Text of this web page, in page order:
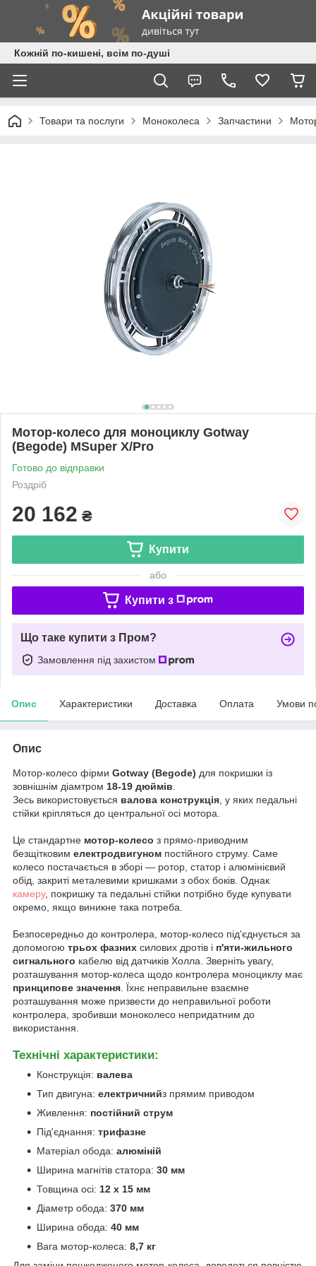
Кожній по-кишені, всім по-душі
Товари та послуги Моноколеса Запчастини
Мотор-колесо для моноциклу Gotway
(Begode) MSuper X/Pro
Готово до відправки
Роздріб
20 162 ₴
Купити
або
Купити з
Що таке купити з Пром?
Замовлення під захистом
Опис Характеристики Доставка Оплата Умови
Опис
Мотор-колесо фірми Gotway (Begode) для покришки із
зовнішнім діамтром 18-19 дюймів
Зесь використовується валова конструкція , у яких педальні
стійки кріпляться до центральної осі мотора.
Це стандартне мотор-колесо з прямо-приводним
безщітковим електродвигуном постійного струму. Саме
колесо постачається в зборі — ротор, статор і алюмінієвий
обід, закриті металевими кришками з обох боків. Однак
камеру, покришку та педальні стійки потрібно буде купувати
окремо, якщо виникне така потреба.
Безпосередньо до контролера, мотор-колесо під'єднується за
допомогою трьох фазних силових дротів і п'яти-жильного
сигнального кабелю від датчиків Холла. Зверніть увагу,
розташування мотор-колеса щодо контролера моноциклу має
принципове значення . Їхнє неправильне взаємне
розташування може призвести до неправильної роботи
контролера, зробивши моноколесо непридатним до
використання.
Технічні характеристики:
Конструкція: валева
Тип двигуна: електричнийз прямим приводом
Живлення: постійний струм
Під'єднання: трифазне
Матеріал обода: алюміній
Ширина магнітів статора: 30 мм
Товщина осі: 12 x 15 мм
Діаметр обода: 370 мм
Ширина обода: 40 мм
Вага мотор-колеса: 8,7 кг